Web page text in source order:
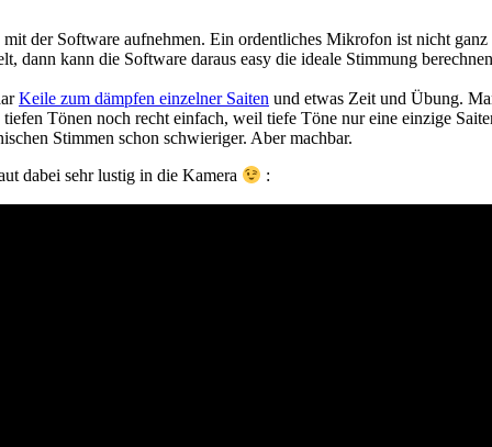
der Software aufnehmen. Ein ordentliches Mikrofon ist nicht
dann kann die Software daraus easy die ideale Stimmung
Keile zum dämpfen einzelner Saiten und etwas Zeit und Übung.
Tönen noch recht einfach, weil tiefe Töne nur eine einzige
Stimmen schon schwieriger. Aber machbar.
dabei sehr lustig in die Kamera :